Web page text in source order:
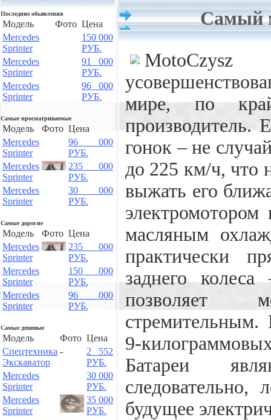
Последние обьявления
Модель Фото Цена
Mercedes
Sprinter
150 000
РУБ.
Mercedes
Sprinter
91 000
РУБ.
Mercedes
Sprinter
96 000
РУБ.
Самые просматриваемые
Модель Фото Цена
Mercedes
Sprinter
96 000
РУБ.
Mercedes
Sprinter
235 000
РУБ.
Mercedes
Sprinter
30 000
РУБ.
Самые дорогие
Модель Фото Цена
Mercedes
Sprinter
235 000
РУБ.
Mercedes
Sprinter
150 000
РУБ.
Mercedes
Sprinter
96 000
РУБ.
Самые дешевые
Модель Фото Цена
Спецтехника
Экскаватор
-
2 552
РУБ.
Mercedes
Sprinter
30 000
РУБ.
Mercedes
Sprinter
35 000
РУБ.
Самый
мире, по
производитель.
гонок – не
до 225 км/ч, что
выжать его
масляным
практически
заднего
позволяет
9-
Батареи
будущее